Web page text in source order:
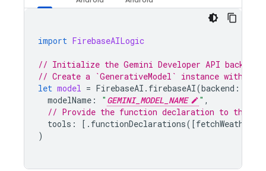
import FirebaseAILogic
// Initialize the Gemini Developer API backend
// Create a `GenerativeModel` instance with a
let model = FirebaseAI . firebaseAI(backend :
modelName : " GEMINI_MODEL_NAME " ,
// Provide the function declaration to the
tools : [. functionDeclarations([
)